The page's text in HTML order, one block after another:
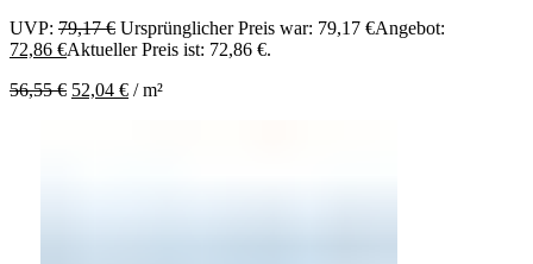
UVP: 79,17€ Ursprünglicher Preis war: 79,17 €Angebot:
72,86 €Aktueller Preis ist: 72,86 €.
56,55€ 52,04 € /m²